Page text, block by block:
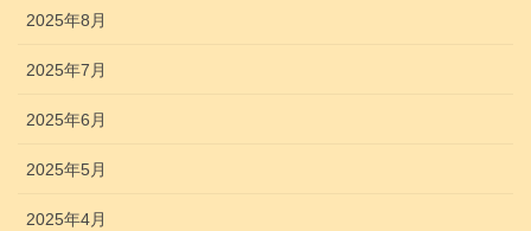
2025年8月
2025年7月
2025年6月
2025年5月
2025年4月